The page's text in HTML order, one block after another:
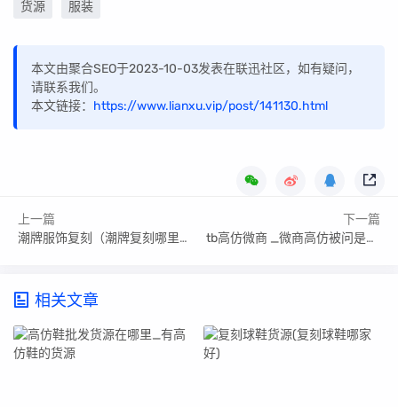
货源 服装
本文由聚合SEO于2023-10-03发表在联迅社区，如有疑问，
请联系我们。
本文链接： https://www.lianxu.vip/post/141130.html
上一篇
潮牌服饰复刻（潮牌复刻哪里做得最好看呢）
下一篇
tb高仿微商 _微商高仿被问是不是正品
相关文章